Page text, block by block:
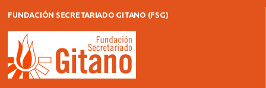
FUNDACIÓN SECRETARIADO GITANO (FSG)